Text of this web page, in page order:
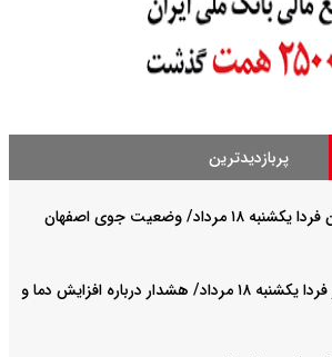
پربازدیدترین
پیش بینی هوای اصفهان فردا یکشنبه ۱۸ مرداد/ وضعیت جوی اصفهان
پیش بینی هوای بوشهر فردا یکشنبه ۱۸ مرداد/ هشدار درباره افزایش دما و